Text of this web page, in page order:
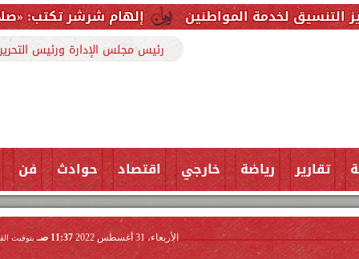
إلهام شرشر تكتب: «صلاح» ملك المواطنين
رئيس مجلس الإدارة ورئيس التحرير
تقارير رياضة خارجي اقتصاد حوادث فن
الأربعاء، 31 أغسطس 2022 11:37 صـ بتوقيت